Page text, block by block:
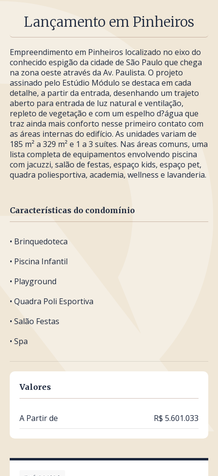
Lançamento em Pinheiros
Empreendimento em Pinheiros localizado no eixo do
conhecido espigão da cidade de São Paulo que chega
na zona oeste através da Av. Paulista. O projeto
assinado pelo Estúdio Módulo se destaca em cada
detalhe, a partir da entrada, desenhando um trajeto
aberto para entrada de luz natural e ventilação,
repleto de vegetação e com um espelho d?água que
traz ainda mais conforto nesse primeiro contato com
as áreas internas do edifício. As unidades variam de
185 m² a 329 m² e 1 a 3 suítes. Nas áreas comuns, uma
lista completa de equipamentos envolvendo piscina
com jacuzzi, salão de festas, espaço kids, espaço pet,
quadra poliesportiva, academia, wellness e lavanderia.
Características do condomínio
• Brinquedoteca
• Piscina Infantil
• Playground
• Quadra Poli Esportiva
• Salão Festas
• Spa
Valores
A Partir de R$ 5.601.033